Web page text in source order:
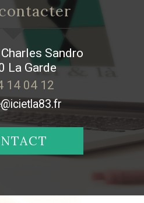
Sandro
La Garde
14 04 12